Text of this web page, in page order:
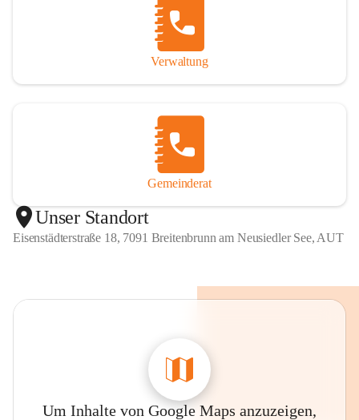
Verwaltung
Gemeinderat
Unser Standort
Eisenstädterstraße 18, 7091 Breitenbrunn am Neusiedler See, AUT
Um Inhalte von Google Maps anzuzeigen,